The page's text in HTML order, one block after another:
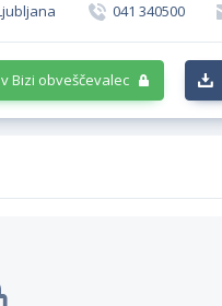
041 340500
Bizi obveščevalec